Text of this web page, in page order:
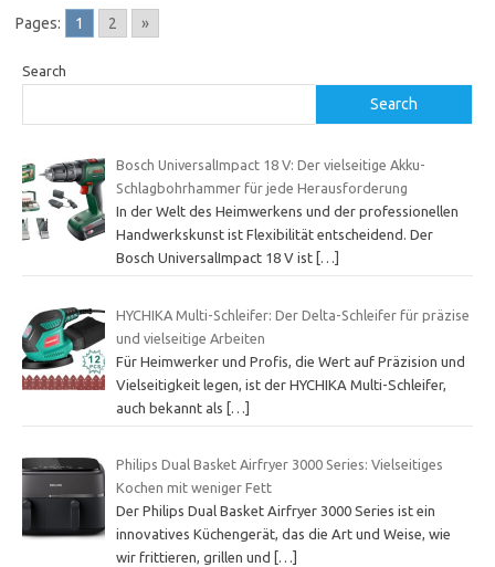
Pages: 1 2 »
Search
Search
Bosch UniversalImpact 18 V: Der vielseitige Akku-
Schlagbohrhammer für jede Herausforderung
In der Welt des Heimwerkens und der professionellen
Handwerkskunst ist Flexibilität entscheidend. Der
Bosch UniversalImpact 18 V ist […]
HYCHIKA Multi-Schleifer: Der Delta-Schleifer für präzise
und vielseitige Arbeiten
Für Heimwerker und Profis, die Wert auf Präzision und
Vielseitigkeit legen, ist der HYCHIKA Multi-Schleifer,
auch bekannt als […]
Philips Dual Basket Airfryer 3000 Series: Vielseitiges
Kochen mit weniger Fett
Der Philips Dual Basket Airfryer 3000 Series ist ein
innovatives Küchengerät, das die Art und Weise, wie
wir frittieren, grillen und
[…]